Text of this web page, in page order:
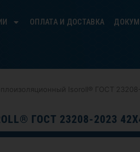
ОПЛАТА И ДОСТАВКА
Isoroll® ГОСТ
ГОСТ 23208-2023